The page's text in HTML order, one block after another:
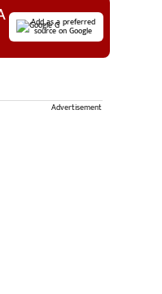
Add as a preferred
source on Google
Advertisement